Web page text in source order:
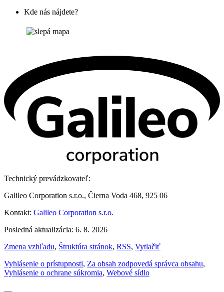
Kde nás nájdete?
Technický prevádzkovateľ:
Galileo Corporation s.r.o., Čierna Voda 468, 925 06
Kontakt: Galileo Corporation s.r.o.
Posledná aktualizácia: 6. 8. 2026
Zmena vzhľadu, Štruktúra stránok, RSS, Vytlačiť
Vyhlásenie o prístupnosti, Za obsah zodpovedá správca obsahu,
Vyhlásenie o ochrane súkromia, Webové sídlo